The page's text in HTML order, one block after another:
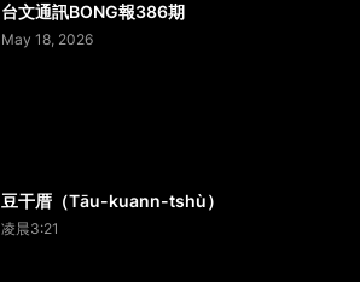
台文通訊BONG報386期
May 18, 2026
豆干厝（Tāu-kuann-tshù）
凌晨3:21